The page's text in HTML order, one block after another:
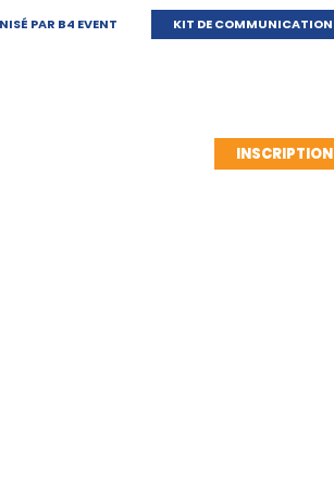
PAR B4 EVENT KIT DE COMMUNICATION
INSCRIPTION